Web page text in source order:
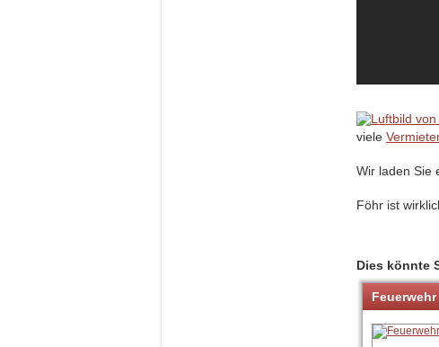
viele
Wir laden Sie
Föhr ist
Dies könnte
Feuerwehr